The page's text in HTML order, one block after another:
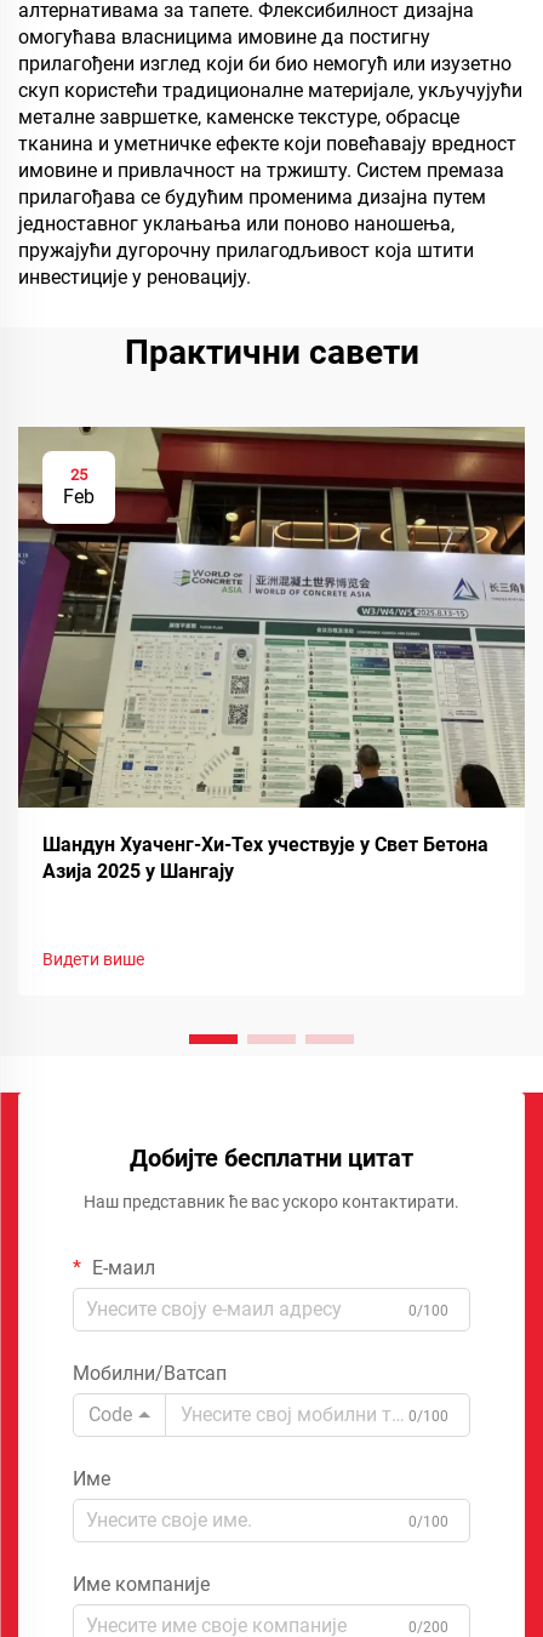
алтернативама за тапете. Флексибилност дизајна
омогућава власницима имовине да постигну
прилагођени изглед који би био немогућ или изузетно
скуп користећи традиционалне материјале, укључујући
металне завршетке, каменске текстуре, обрасце
тканина и уметничке ефекте који повећавају вредност
имовине и привлачност на тржишту. Систем премаза
прилагођава се будућим променима дизајна путем
једноставног уклањања или поново наношења,
пружајући дугорочну прилагодљивост која штити
инвестиције у реновацију.
Практични савети
25
Feb
Шандун Хуаченг-Хи-Тех учествује у Свет Бетона
Азија 2025 у Шангају
Видети више
Добијте бесплатни цитат
Наш представник ће вас ускоро контактирати.
Е-маил
0/100
Мобилни/Ватсап
Code
0/100
Име
0/100
Име компаније
0/200